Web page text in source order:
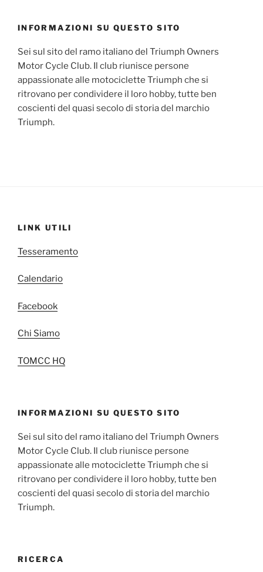
INFORMAZIONI SU QUESTO SITO
Sei sul sito del ramo italiano del Triumph Owners
Motor Cycle Club. Il club riunisce persone
appassionate alle motociclette Triumph che si
ritrovano per condividere il loro hobby, tutte ben
coscienti del quasi secolo di storia del marchio
Triumph.
LINK UTILI
Tesseramento
Calendario
Facebook
Chi Siamo
TOMCC HQ
INFORMAZIONI SU QUESTO SITO
Sei sul sito del ramo italiano del Triumph Owners
Motor Cycle Club. Il club riunisce persone
appassionate alle motociclette Triumph che si
ritrovano per condividere il loro hobby, tutte ben
coscienti del quasi secolo di storia del marchio
Triumph.
RICERCA